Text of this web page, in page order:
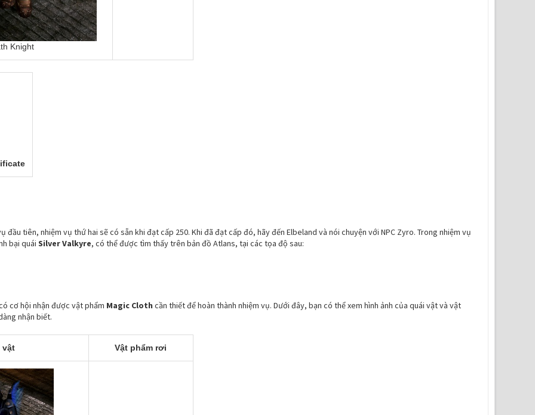
Knight
đầu tiên, nhiệm vụ thứ hai sẽ có sẵn khi đạt cấp 250. Khi đã đạt cấp đó, hãy đến Elbeland và nói chuyện với NPC Zyro. Trong nhiệm vụ
bại quái Silver Valkyre, có thể được tìm thấy trên bản đồ Atlans, tại các tọa độ sau:
cơ hội nhận được vật phẩm Magic Cloth cần thiết để hoàn thành nhiệm vụ. Dưới đây, bạn có thể xem hình ảnh của quái vật và vật
nhận biết.
vật Vật phẩm rơi